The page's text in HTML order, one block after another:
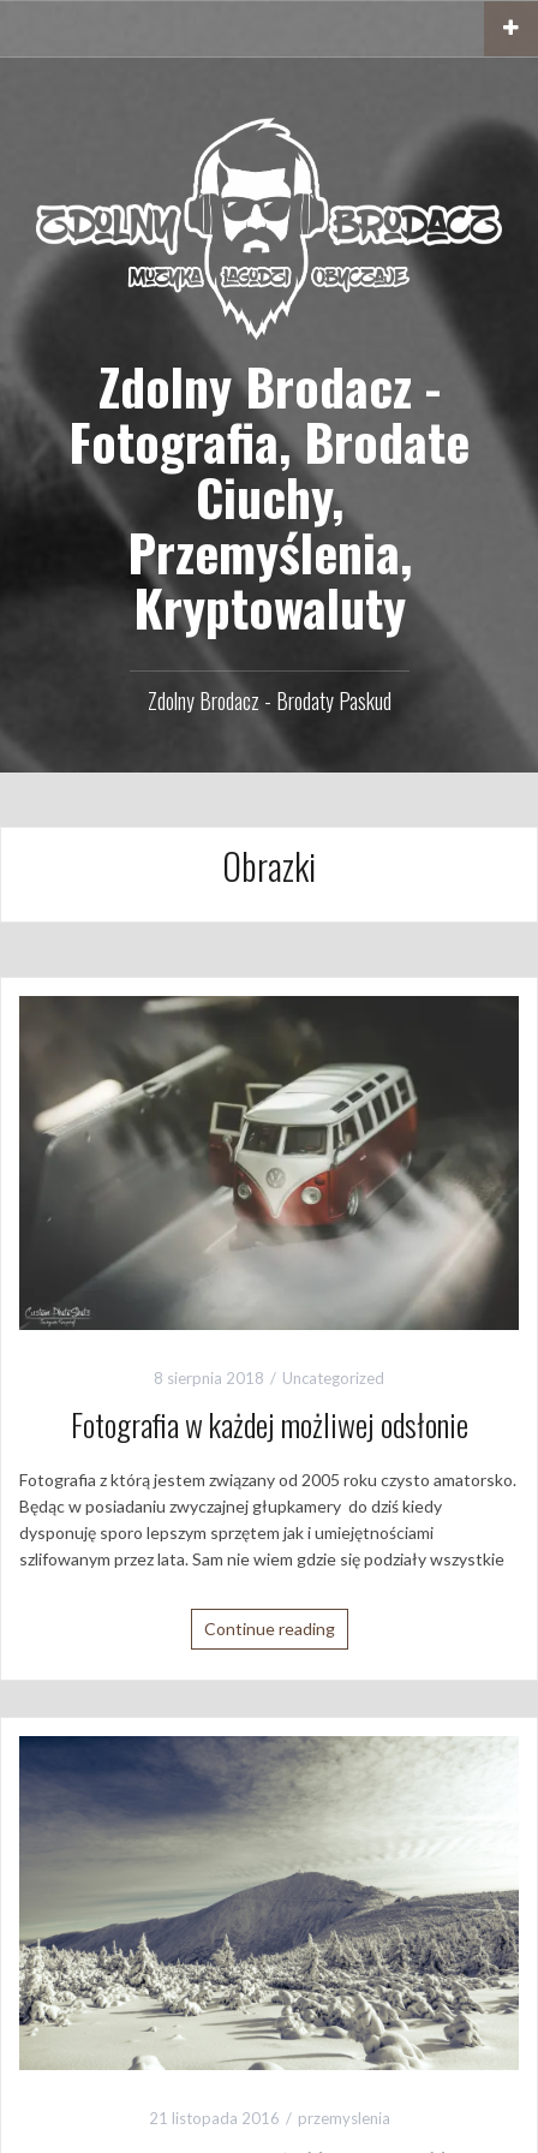
treści
Zdolny Brodacz -
Fotografia, Brodate
Ciuchy,
Przemyślenia,
Kryptowaluty
Zdolny Brodacz - Brodaty Paskud
Obrazki
8 sierpnia 2018 Uncategorized
Fotografia w każdej możliwej odsłonie
Fotografia z którą jestem związany od 2005 roku czysto amatorsko.
Będąc w posiadaniu zwyczajnej głupkamery do dziś kiedy
dysponuję sporo lepszym sprzętem jak i umiejętnościami
szlifowanym przez lata. Sam nie wiem gdzie się podziały wszystkie
Continue reading
21 listopada 2016 przemyslenia